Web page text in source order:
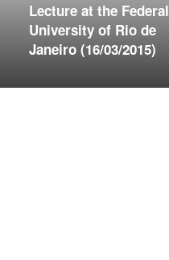
Lecture at the Federal
University of Rio de
Janeiro (16/03/2015)